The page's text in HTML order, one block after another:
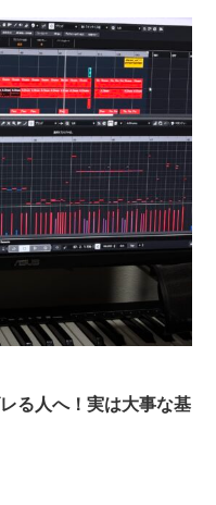
る人へ！実は大事な基